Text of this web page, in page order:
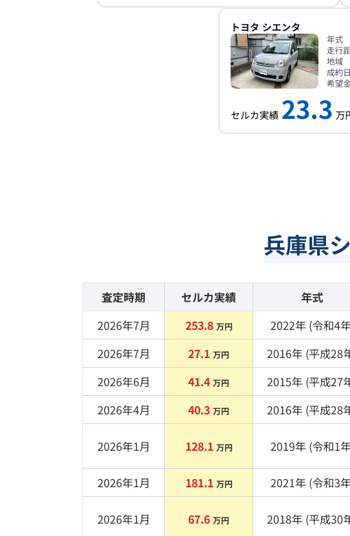
トヨタ シエンタ
年式
走行
地域
成約日
希望
セルカ実績 23.3 万
兵庫県
査定時期 セルカ実績 年式
2026年7月
253.8 万円 2022年 (令和4
2026年7月
27.1 万円 2016年 (平成28
2026年6月
41.4 万円 2015年 (平成27
2026年4月
40.3 万円 2016年 (平成28
2026年1月 128.1 万円 2019年 (令和1
2026年1月 181.1 万円 2021年 (令和3
2026年1月 67.6 万円 2018年 (平成30